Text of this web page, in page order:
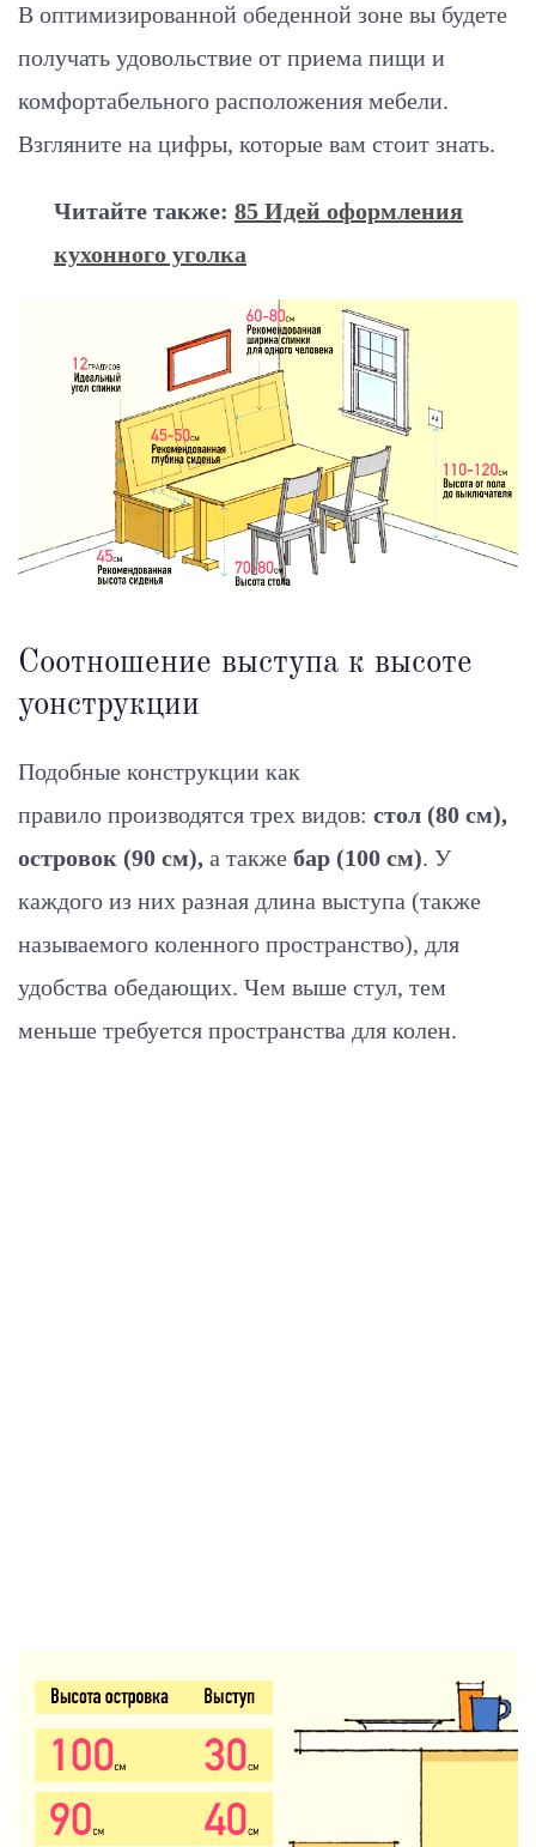
В оптимизированной обеденной зоне вы будете
получать удовольствие от приема пищи и
комфортабельного расположения мебели.
Взгляните на цифры, которые вам стоит знать.
Читайте также: 85 Идей оформления
кухонного уголка
Соотношение выступа к высоте
уонструкции
Подобные конструкции как
правило производятся трех видов: стол (80 см),
островок (90 см), а также бар (100 см). У
каждого из них разная длина выступа (также
называемого коленного пространство), для
удобства обедающих. Чем выше стул, тем
меньше требуется пространства для колен.